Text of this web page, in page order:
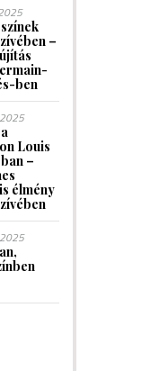
–
ben
Louis
–
élmény